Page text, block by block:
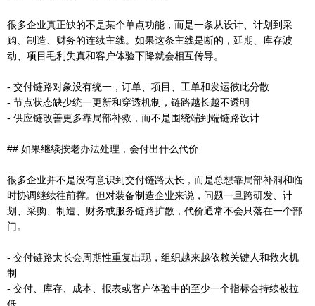
很多企业真正缺的不是某个单点功能，而是一条从设计、计划到采
购、制造、财务的连续主线。如果这条主线是断的，延期、库存波
动、项目毛利失真和客户体验下降就会相互传导。
- 交付链路对象没有统一，订单、项目、工单和发运彼此分散
- 节点状态缺少统一更新和穿透机制，链路越长越不透明
- 供应链改善更多靠局部补救，而不是围绕端到端链路设计
## 如果继续按老办法处理，会付出什么代价
很多企业并不是没有意识到交付链路太长，而是总想靠局部补洞和临
时协调继续往前撑。但对装备制造企业来说，问题一旦跨研发、计
划、采购、制造、财务或服务链路扩散，代价通常不会只落在一个部
门。
- 交付链路太长会周期性重复出现，组织越来越依赖关键人和救火机
制
- 交付、库存、成本、报表或客户体验中的至少一个指标会持续被拉
低